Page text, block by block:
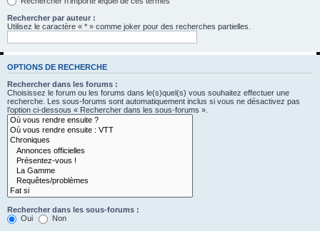
Rechercher par auteur :
Utilisez le caractère « * » comme joker pour des recherches partielles.
OPTIONS DE RECHERCHE
Rechercher dans les forums :
Choisissez le forum ou les forums dans le(s)quel(s) vous souhaitez effectuer une
recherche. Les sous-forums sont automatiquement inclus si vous ne désactivez pas
l’option ci-dessous « Rechercher dans les sous-forums ».
Rechercher dans les sous-forums :
Oui
Non